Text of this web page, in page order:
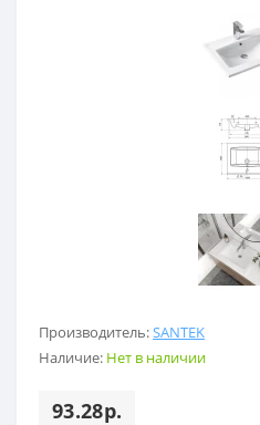
Производитель:SANTEK
Наличие: Нет в наличии
93.28р.